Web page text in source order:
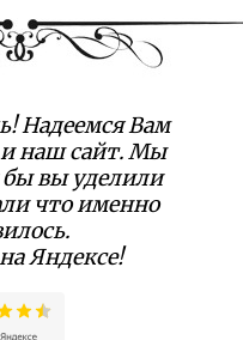
Надеемся Вам
и наш сайт. Мы
вы уделили
что именно
Яндексе!